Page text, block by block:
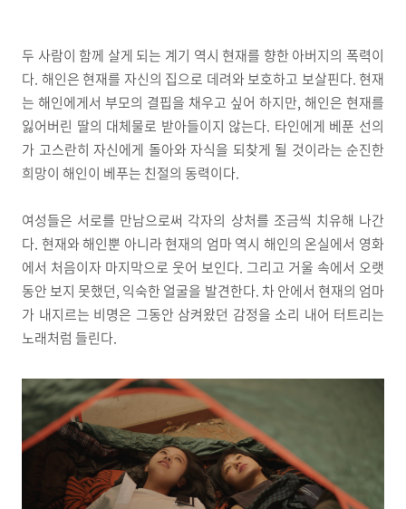
두 사람이 함께 살게 되는 계기 역시 현재를 향한 아버지의 폭력이
다. 해인은 현재를 자신의 집으로 데려와 보호하고 보살핀다. 현재
는 해인에게서 부모의 결핍을 채우고 싶어 하지만, 해인은 현재를
잃어버린 딸의 대체물로 받아들이지 않는다. 타인에게 베푼 선의
가 고스란히 자신에게 돌아와 자식을 되찾게 될 것이라는 순진한
희망이 해인이 베푸는 친절의 동력이다.
여성들은 서로를 만남으로써 각자의 상처를 조금씩 치유해 나간
다. 현재와 해인뿐 아니라 현재의 엄마 역시 해인의 온실에서 영화
에서 처음이자 마지막으로 웃어 보인다. 그리고 거울 속에서 오랫
동안 보지 못했던, 익숙한 얼굴을 발견한다. 차 안에서 현재의 엄마
가 내지르는 비명은 그동안 삼켜왔던 감정을 소리 내어 터트리는
노래처럼 들린다.